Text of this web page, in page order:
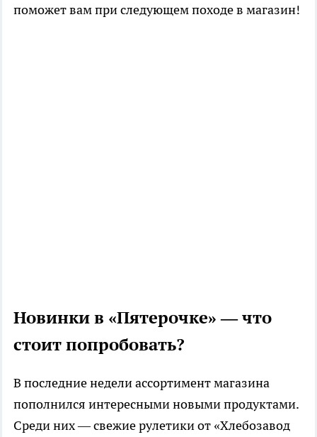
поможет вам при следующем походе в магазин!
Новинки в «Пятерочке» — что
стоит попробовать?
В последние недели ассортимент магазина
пополнился интересными новыми продуктами.
Среди них — свежие рулетики от «Хлебозавод